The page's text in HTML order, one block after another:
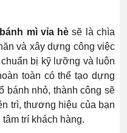
mì vỉa hè sẽ là chìa
và xây dựng công việc
bị kỹ lưỡng và luôn
toàn có thể tạo dựng
bánh nhỏ, thành công sẽ
trì, thương hiệu của bạn
trí khách hàng.